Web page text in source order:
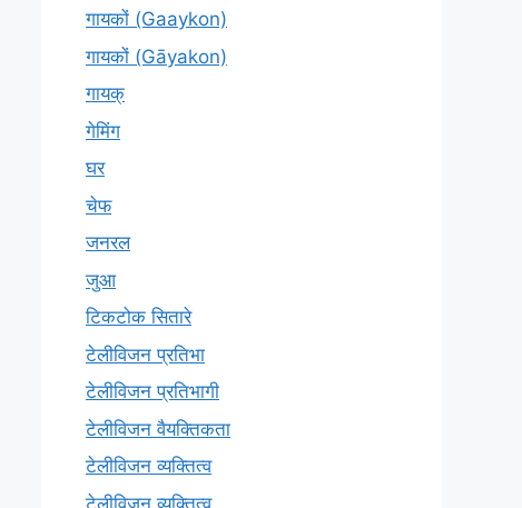
गायकों (Gaaykon)
गायकों (Gāyakon)
गायक्
गेमिंग
घर
चेफ
जनरल
जुआ
टिकटोक सितारे
टेलीविजन प्रतिभा
टेलीविजन प्रतिभागी
टेलीविजन वैयक्तिकता
टेलीविजन व्यक्तित्व
टेलीविज़न व्यक्तित्व